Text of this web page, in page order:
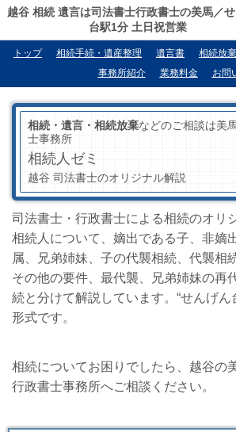
越谷 相続 遺言は司法書士行政書士の美馬／
台駅1分 土日祝営業
トップ 相続手続・遺産整理 遺言書 相続放棄
事務所紹介
業務料金 お問
相続・遺言・相続放棄などのご相談は美
士事務所
相続人ゼミ
越谷 司法書士のオリジナル解説
司法書士・行政書士による相続のオリ
相続人について、嫡出である子、非嫡
属、兄弟姉妹、子の代襲相続、代襲相
その他の要件、最代襲、兄弟姉妹の再
続と分けて解説しています。“せんげん
形式です。
相続についてお困りでしたら、越谷の
行政書士事務所へご相談ください。